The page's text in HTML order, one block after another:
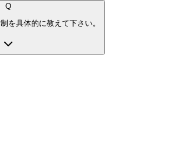
Q
を具体的に教えて下さい。